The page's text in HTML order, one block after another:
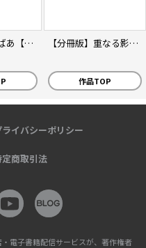
いないいないばあ【電子限定かきおろし漫画付】 【分冊版】重なる影にビターキス
作品TOP
ライバシーポリシー
商取引法
電子書籍配信サービスが、著作権者